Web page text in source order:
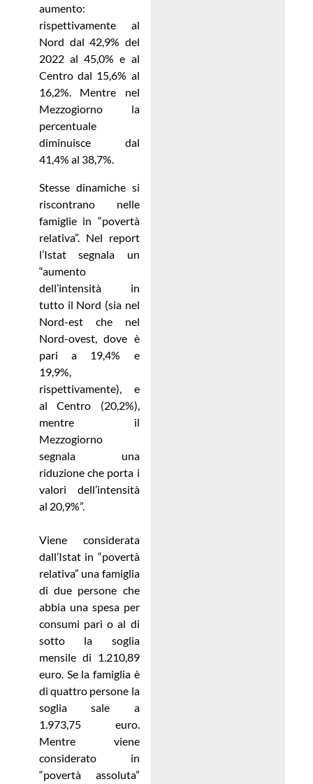
aumento:
rispettivamente al
Nord dal 42,9% del
2022 al 45,0% e al
Centro dal 15,6% al
16,2%. Mentre nel
Mezzogiorno la
percentuale
diminuisce dal
41,4% al 38,7%.
Stesse dinamiche si
riscontrano nelle
famiglie in “povertà
relativa”. Nel report
l’Istat segnala un
“aumento
dell’intensità in
tutto il Nord (sia nel
Nord-est che nel
Nord-ovest, dove è
pari a 19,4% e
19,9%,
rispettivamente), e
al Centro (20,2%),
mentre il
Mezzogiorno
segnala una
riduzione che porta i
valori dell’intensità
al 20,9%”.
Viene considerata
dall’Istat in “povertà
relativa” una famiglia
di due persone che
abbia una spesa per
consumi pari o al di
sotto la soglia
mensile di 1.210,89
euro. Se la famiglia è
di quattro persone la
soglia sale a
1.973,75 euro.
Mentre viene
considerato in
“povertà assoluta”